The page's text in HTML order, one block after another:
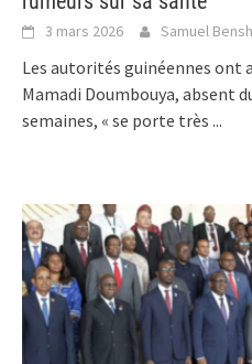
3 mars 2026 Samuel
Les autorités guinéennes ont
Mamadi Doumbouya, absent
semaines, « se porte très ...